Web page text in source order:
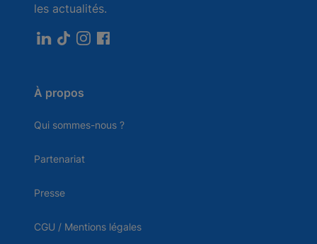
les actualités.
À propos
Qui sommes-nous ?
Partenariat
Presse
CGU / Mentions légales